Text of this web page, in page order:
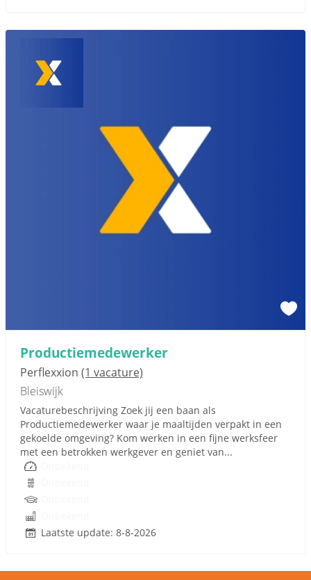
Productiemedewerker
Perflexxion (1 vacature)
Bleiswijk
Vacaturebeschrijving Zoek jij een baan als
Productiemedewerker waar je maaltijden verpakt in een
gekoelde omgeving? Kom werken in een fijne werksfeer
met een betrokken werkgever en geniet van...
Laatste update: 8-8-2026